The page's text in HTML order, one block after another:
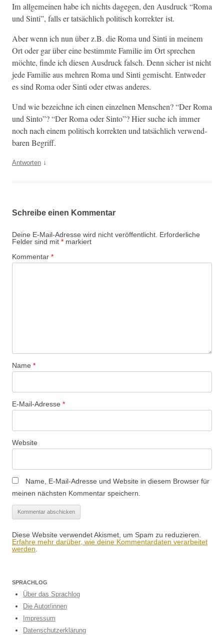
Im all­ge­meinen habe ich nichts dage­gen, den Aus­druck “Roma
und Sin­ti”, falls er tat­säch­lich poli­tisch kor­rek­ter ist.
Aber wenn ich nun über z.B. die Roma und Sin­ti in meinem
Ort oder gar über eine bes­timmte Fam­i­lie im Ort sprechen
möchte, finde ich diesen Aus­druck falsch. Denn sich­er ist nicht
jede Fam­i­lie aus mehren Roma und Sin­ti gemis­cht. Entwed­er
es sind Roma oder Sin­ti oder etwas anderes.
Und wie beze­ichne ich einen einzel­nen Men­schen? “Der Roma
und Sin­to”? “Der Roma oder Sin­to”? Hier suche ich immer
noch nach einem poli­tisch kor­rek­ten und tat­säch­lich ver­wend­
baren Begriff.
Antworten ↓
Schreibe einen Kommentar
Deine E-Mail-Adresse wird nicht veröffentlicht. Erforderliche
Felder sind mit * markiert
Kommentar *
Name *
E-Mail-Adresse *
Website
Name, E-Mail-Adresse und Website in diesem Browser für
meinen nächsten Kommentar speichern.
Diese Website verwendet Akismet, um Spam zu reduzieren.
Erfahre mehr darüber, wie deine Kommentardaten verarbeitet
werden
SPRACHLOG
Über das Sprachlog
Die Autor/innen
Impressum
Datenschutzerklärung